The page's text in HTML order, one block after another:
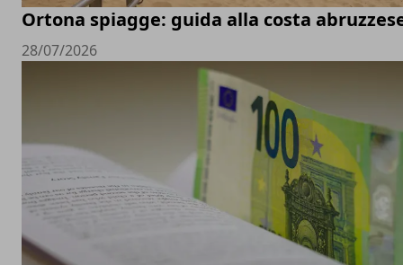
Ortona spiagge: guida alla costa
28/07/2026